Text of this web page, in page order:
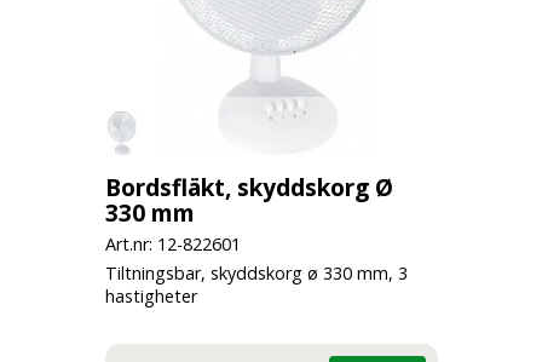
Bordsfläkt, skyddskorg Ø
330 mm
Art.nr: 12-822601
Tiltningsbar, skyddskorg ø 330 mm, 3
hastigheter